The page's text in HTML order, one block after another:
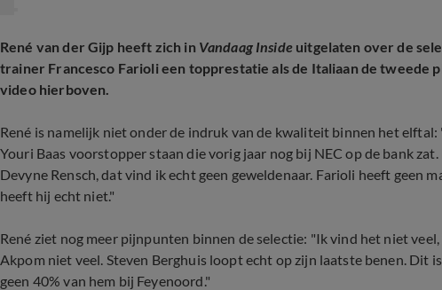
René van der Gijp heeft zich in Vandaag Inside uitgelaten over de
trainer Francesco Farioli een topprestatie als de Italiaan de tweede
video hierboven.
René is namelijk niet onder de indruk van de kwaliteit binnen het
Youri Baas voorstopper staan die vorig jaar nog bij NEC op de bank
Devyne Rensch, dat vind ik echt geen geweldenaar. Farioli heeft geen
heeft hij echt niet."
René ziet nog meer pijnpunten binnen de selectie: "Ik vind het niet
Akpom niet veel. Steven Berghuis loopt echt op zijn laatste benen. Dit
geen 40% van hem bij Feyenoord."